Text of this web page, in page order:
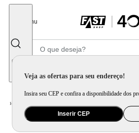
Menu
Veja as ofertas para seu endereço!
Insira seu CEP e confira a disponibilidade dos
Inserir CEP
Home